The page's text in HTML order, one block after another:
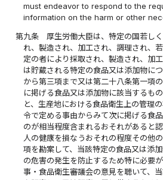
must endeavor to respond to the
information on the harm or other
第九条
厚生労働大臣は、特定の国若し
れ、製造され、加工され、調理され、
定の者により採取され、製造され、加
は貯蔵される特定の食品又は添加物に
から第三項まで又は第二十八条第一項
に掲げる食品又は添加物に該当するも
と、生産地における食品衛生上の管理
令で定める事由からみて次に掲げる食
のが相当程度含まれるおそれがあると
人の健康を損なうおそれの程度その他
項を勘案して、当該特定の食品又は添
の危害の発生を防止するため特に必要
事・食品衛生審議会の意見を聴いて、